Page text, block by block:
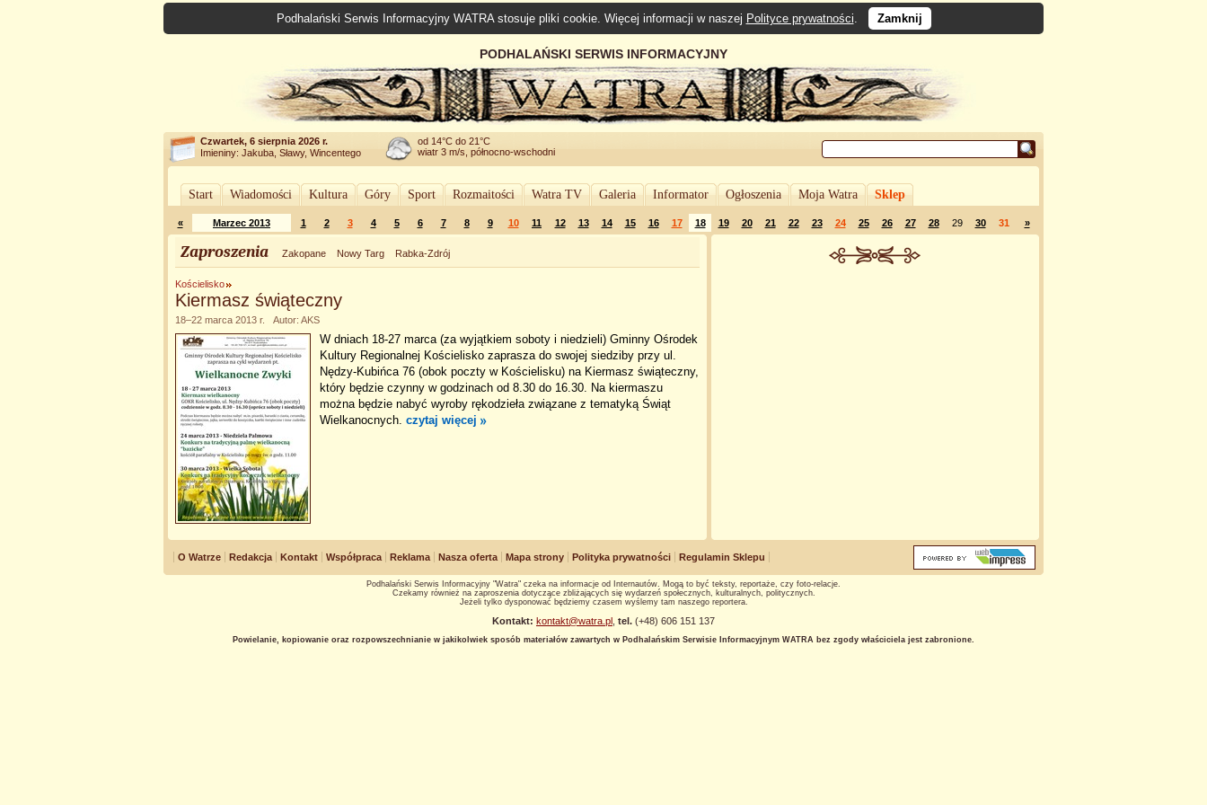
Podhalański Serwis Informacyjny WATRA stosuje pliki cookie. Więcej informacji w naszej Polityce prywatności. Zamknij
PODHALAŃSKI SERWIS INFORMACYJNY
Czwartek, 6 sierpnia 2026 r.
Imieniny: Jakuba, Sławy, Wincentego
od 14°C do 21°C
wiatr 3 m/s, północno-wschodni
Start Wiadomości Kultura Góry Sport Rozmaitości Watra TV Galeria Informator Ogłoszenia Moja Watra Sklep
« Marzec 2013 1 2 3 4 5 6 7 8 9 10 11 12 13 14 15 16 17 18 19 20 21 22 23 24 25 26 27 28 29 30 31 »
Zaproszenia Zakopane Nowy Targ Rabka-Zdrój
Kościelisko
Kiermasz świąteczny
18–22 marca 2013 r. Autor: AKS
W dniach 18-27 marca (za wyjątkiem soboty i niedzieli) Gminny Ośrodek
Kultury Regionalnej Kościelisko zaprasza do swojej siedziby przy ul.
Nędzy-Kubińca 76 (obok poczty w Kościelisku) na Kiermasz świąteczny,
który będzie czynny w godzinach od 8.30 do 16.30. Na kiermaszu
można będzie nabyć wyroby rękodzieła związane z tematyką Świąt
Wielkanocnych. czytaj więcej
O Watrze Redakcja Kontakt Współpraca Reklama Nasza oferta Mapa strony Polityka prywatności Regulamin Sklepu
Podhalański Serwis Informacyjny "Watra" czeka na informacje od Internautów. Mogą to być teksty, reportaże, czy foto-relacje.
Czekamy również na zaproszenia dotyczące zbliżających się wydarzeń społecznych, kulturalnych, politycznych.
Jeżeli tylko dysponować będziemy czasem wyślemy tam naszego reportera.
Kontakt: kontakt@watra.pl tel. (+48) 606 151 137
Powielanie, kopiowanie oraz rozpowszechnianie w jakikolwiek sposób materiałów zawartych w Podhalańskim Serwisie Informacyjnym WATRA bez zgody właściciela jest zabronione.